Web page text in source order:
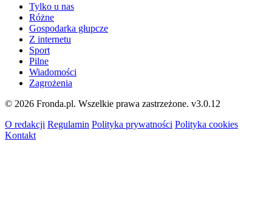
Tylko u nas
Różne
Gospodarka głupcze
Z internetu
Sport
Pilne
Wiadomości
Zagrożenia
© 2026 Fronda.pl. Wszelkie prawa zastrzeżone. v3.0.12
O redakcji Regulamin Polityka prywatności Polityka cookies
Kontakt